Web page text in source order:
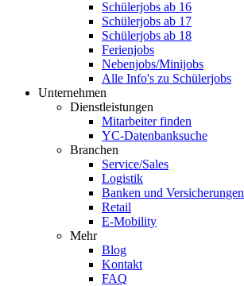
Schülerjobs ab 16
Schülerjobs ab 17
Schülerjobs ab 18
Ferienjobs
Nebenjobs/Minijobs
Alle Info's zu Schülerjobs
Unternehmen
Dienstleistungen
Mitarbeiter finden
YC-Datenbanksuche
Branchen
Service/Sales
Logistik
Banken und Versicherungen
Retail
E-Mobility
Mehr
Blog
Kontakt
FAQ